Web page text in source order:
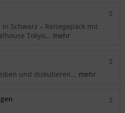
Schwarz – Reisegepäck mit
Tokyo... mehr
und diskutieren... mehr